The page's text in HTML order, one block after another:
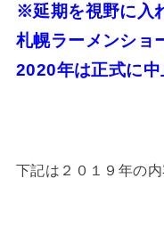
※延期を視野に入
札幌ラーメンショ
2020年は正式に中
下記は２０１９年の内